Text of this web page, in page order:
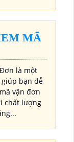
MÃ
là một
bạn dễ
vận đơn
chất lượng